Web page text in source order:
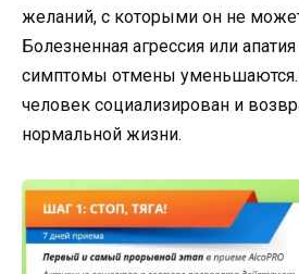
желаний, с которыми он не
Болезненная агрессия или
симптомы отмены уменьшаются.
человек социализирован и
нормальной жизни.